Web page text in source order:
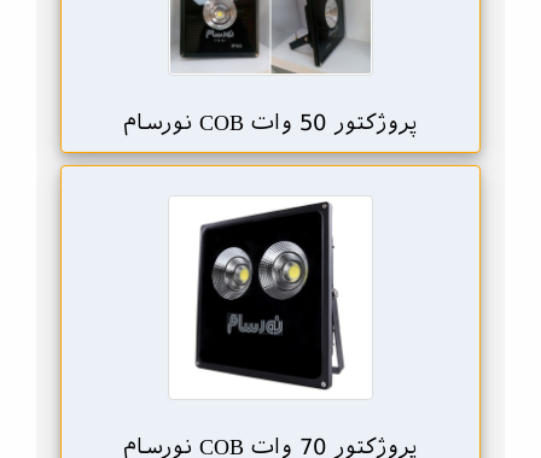
پروژکتور 50 وات COB نورسام
پروژکتور 70 وات COB نورسام